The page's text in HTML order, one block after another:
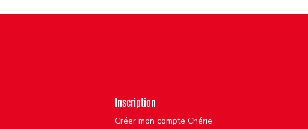
Inscription
Créer mon compte Chérie